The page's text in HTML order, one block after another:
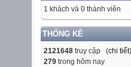
1 khách và 0 thành viên
THỐNG KÊ
2121648 truy cập (chi tiết)
279 trong hôm nay